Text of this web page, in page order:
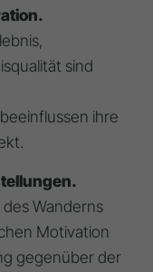
sind
ihre
Wanderns
Motivation
gegenüber der